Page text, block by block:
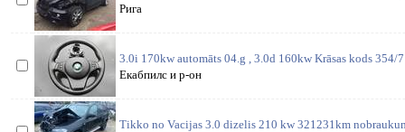
Рига
3.0i 170kw automāts 04.g , 3.0d 160kw Krāsas kods
Екабпилс и р-он
Tikko no Vacijas 3.0 dizelis 210 kw 321231km